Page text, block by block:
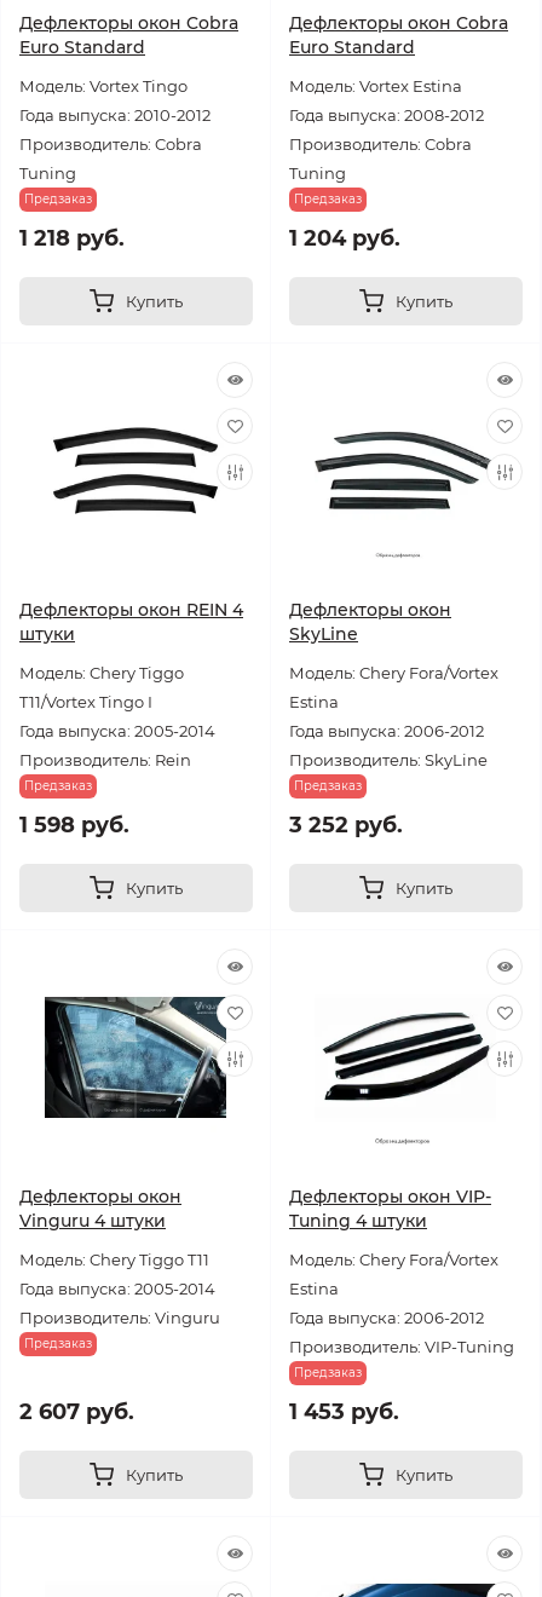
Дефлекторы окон Cobra
Euro Standard
Модель: Vortex Tingo
Года выпуска: 2010-2012
Производитель: Cobra
Tuning
Предзаказ
1 218 руб.
Купить
Дефлекторы окон Cobra
Euro Standard
Модель: Vortex Estina
Года выпуска: 2008-2012
Производитель: Cobra
Tuning
Предзаказ
1 204 руб.
Купить
Дефлекторы окон REIN 4
штуки
Модель: Chery Tiggo
T11/Vortex Tingo I
Года выпуска: 2005-2014
Производитель: Rein
Предзаказ
1 598 руб.
Купить
Дефлекторы окон
SkyLine
Модель: Chery Fora/Vortex
Estina
Года выпуска: 2006-2012
Производитель: SkyLine
Предзаказ
3 252 руб.
Купить
Дефлекторы окон
Vinguru 4 штуки
Модель: Chery Tiggo T11
Года выпуска: 2005-2014
Производитель: Vinguru
Предзаказ
2 607 руб.
Купить
Дефлекторы окон VIP-
Tuning 4 штуки
Модель: Chery Fora/Vortex
Estina
Года выпуска: 2006-2012
Производитель: VIP-Tuning
Предзаказ
1 453 руб.
Купить